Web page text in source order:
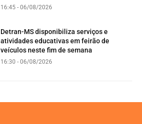
16:45 - 06/08/2026
Detran-MS disponibiliza serviços e
atividades educativas em feirão de
veículos neste fim de semana
16:30 - 06/08/2026